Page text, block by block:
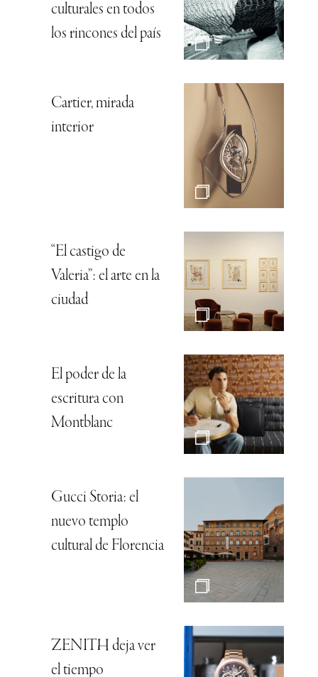
culturales en todos
los rincones del país
Cartier, mirada
interior
“El castigo de
Valeria”: el arte en la
ciudad
El poder de la
escritura con
Montblanc
Gucci Storia: el
nuevo templo
cultural de Florencia
ZENITH deja ver
el tiempo